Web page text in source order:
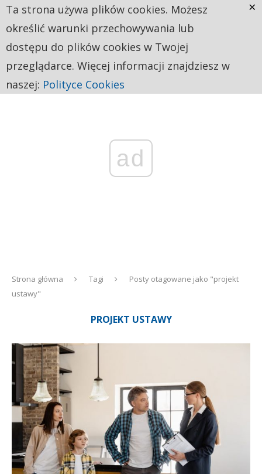
ad
Strona główna Tagi
Posty otagowane jako "projekt
ustawy"
PROJEKT USTAWY
Ta strona używa plików cookies. Możesz
określić warunki przechowywania lub
dostępu do plików cookies w Twojej
przeglądarce. Więcej informacji znajdziesz w
naszej: Polityce Cookies
×